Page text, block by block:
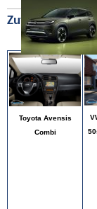
Zufällige Bilder
Toyota Avensis
Combi